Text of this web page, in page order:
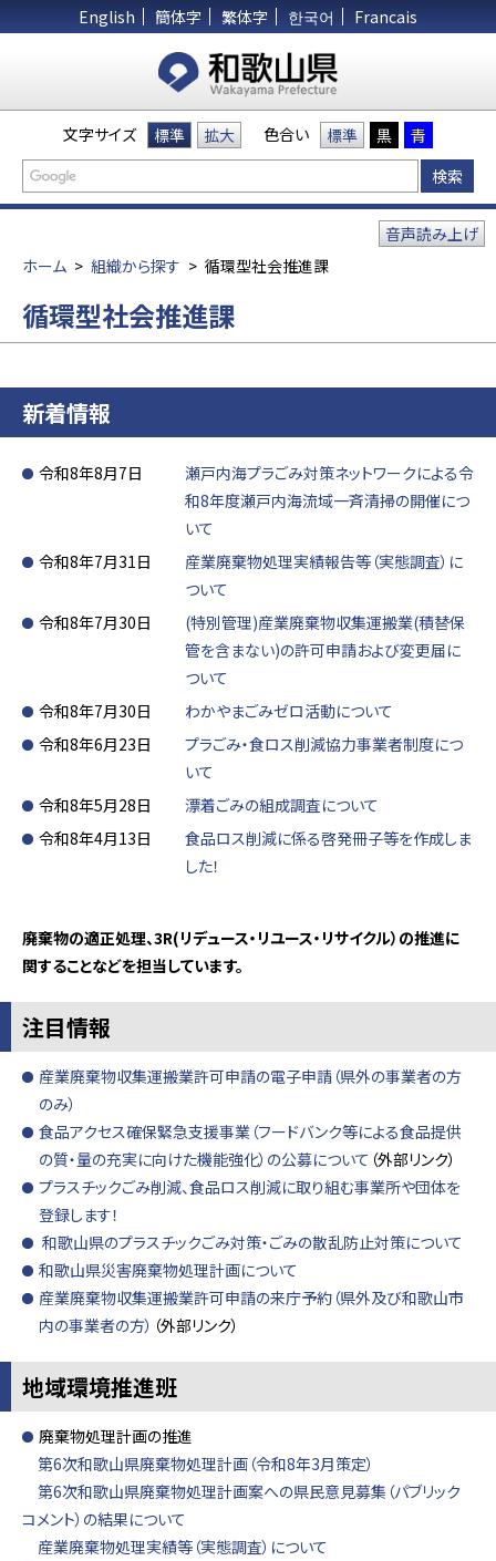
English 簡体字 繁体字 한국어 Francais
文字サイズ 標準 拡大 色合い 標準 黒 青
ホーム > 組織から探す > 循環型社会推進課
音声読み上げ
循環型社会推進課
新着情報
令和8年8月7日
瀬戸内海プラごみ対策ネットワークによる令
和8年度瀬戸内海流域一斉清掃の開催につ
いて
令和8年7月31日
産業廃棄物処理実績報告等（実態調査）に
ついて
令和8年7月30日
(特別管理)産業廃棄物収集運搬業(積替保
管を含まない)の許可申請および変更届に
ついて
令和8年7月30日
わかやまごみゼロ活動について
令和8年6月23日
プラごみ・食ロス削減協力事業者制度につ
いて
令和8年5月28日
漂着ごみの組成調査について
令和8年4月13日
食品ロス削減に係る啓発冊子等を作成しま
した！
廃棄物の適正処理、3R(リデュース・リユース・リサイクル）の推進に
関することなどを担当しています。
注目情報
産業廃棄物収集運搬業許可申請の電子申請（県外の事業者の方
のみ）
食品アクセス確保緊急支援事業（フードバンク等による食品提供
の質・量の充実に向けた機能強化）の公募について （外部リンク）
プラスチックごみ削減、食品ロス削減に取り組む事業所や団体を
登録します！
和歌山県のプラスチックごみ対策・ごみの散乱防止対策について
和歌山県災害廃棄物処理計画について
産業廃棄物収集運搬業許可申請の来庁予約（県外及び和歌山市
内の事業者の方） （外部リンク）
地域環境推進班
廃棄物処理計画の推進
第6次和歌山県廃棄物処理計画（令和8年3月策定）
第6次和歌山県廃棄物処理計画案への県民意見募集（パブリック
コメント）の結果について
産業廃棄物処理実績等（実態調査）について